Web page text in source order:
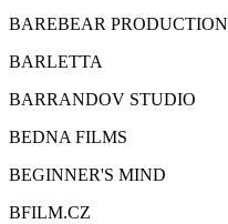
BAREBEAR PRODUCTION
BARLETTA
BARRANDOV STUDIO
BEDNA FILMS
BEGINNER'S MIND
BFILM.CZ